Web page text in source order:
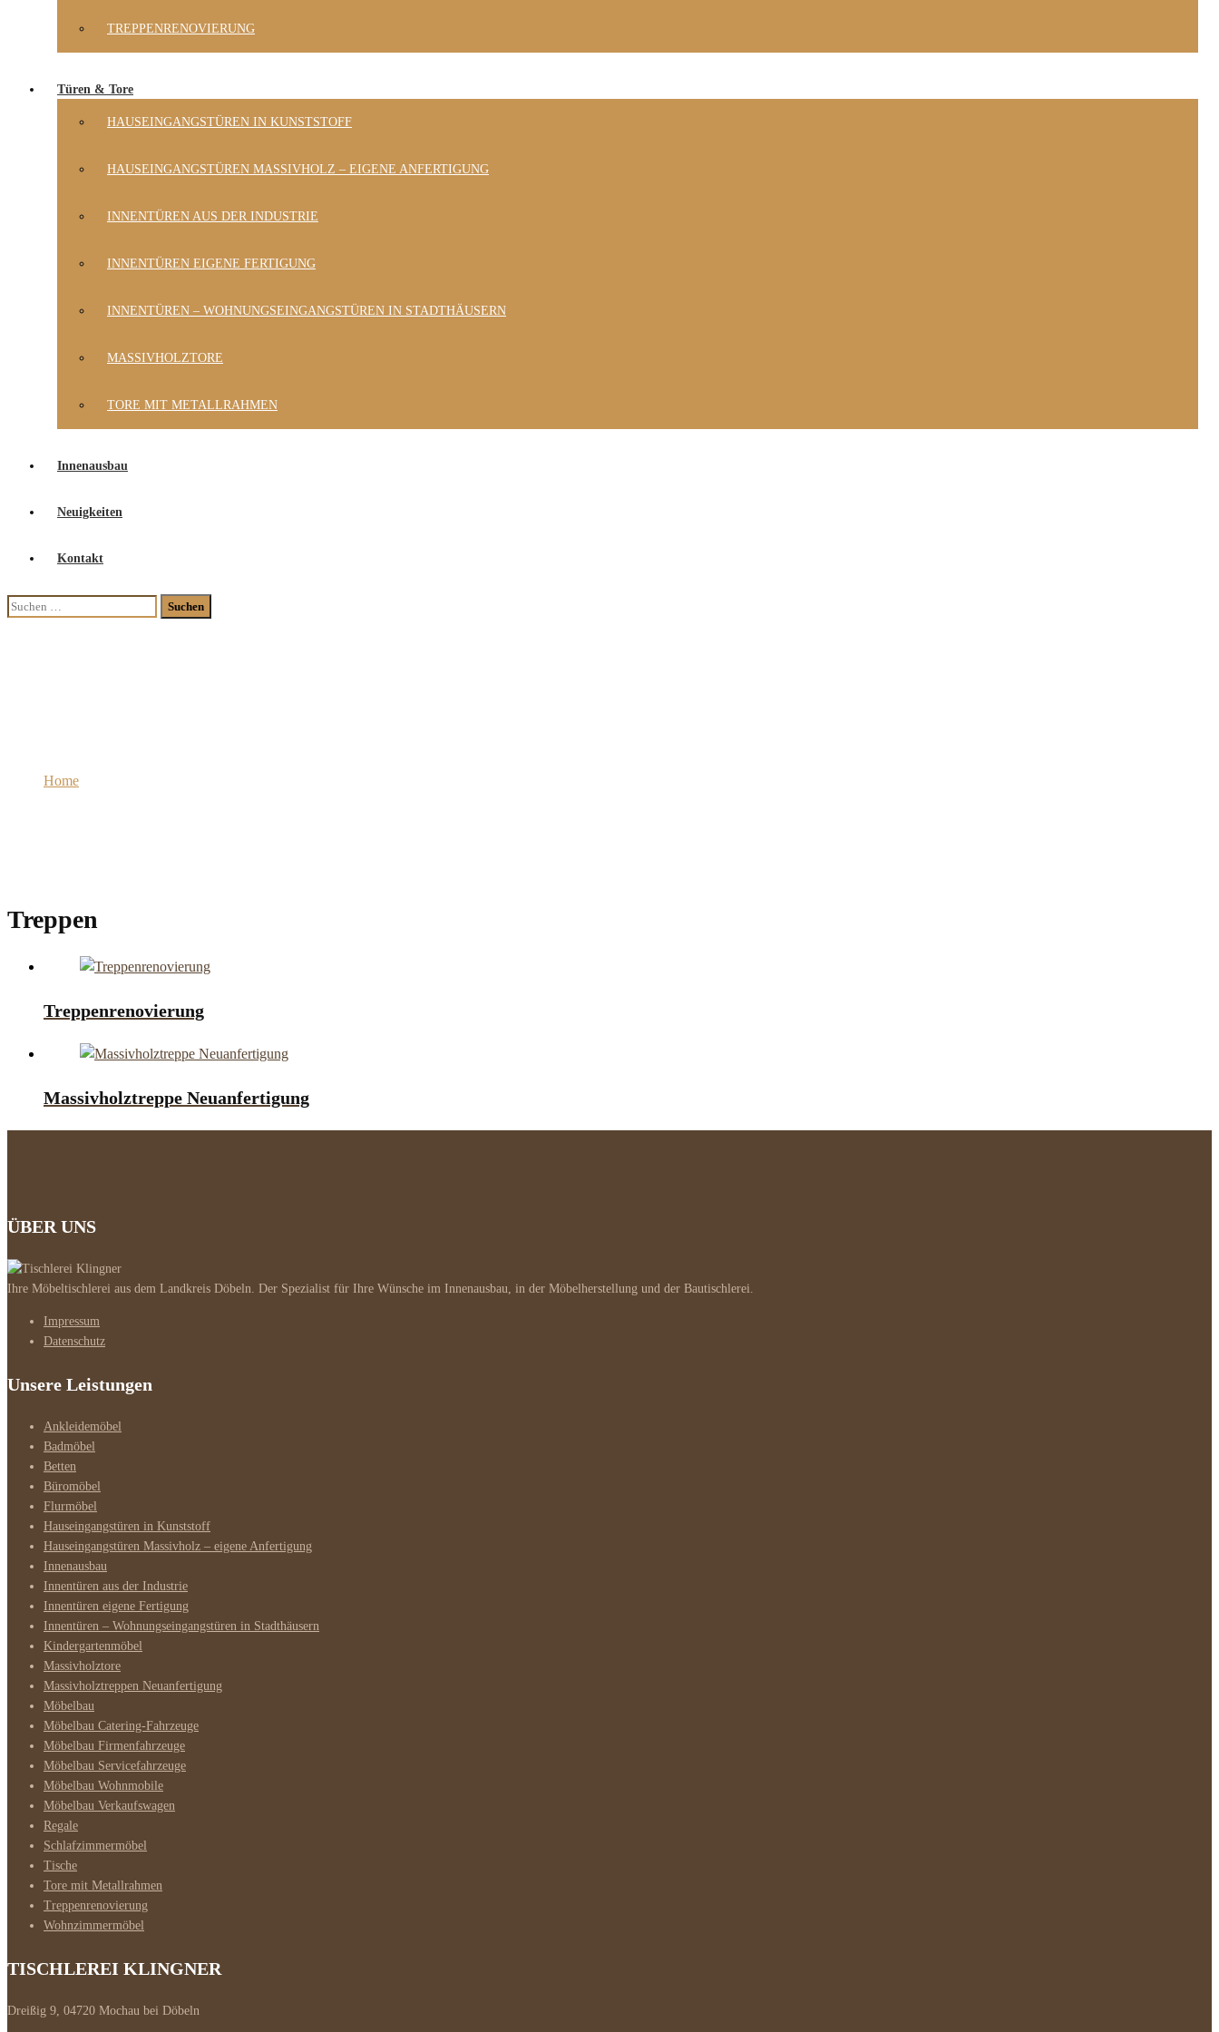
TREPPENRENOVIERUNG
Türen & Tore
HAUSEINGANGSTÜREN IN KUNSTSTOFF
HAUSEINGANGSTÜREN MASSIVHOLZ – EIGENE ANFERTIGUNG
INNENTÜREN AUS DER INDUSTRIE
INNENTÜREN EIGENE FERTIGUNG
INNENTÜREN – WOHNUNGSEINGANGSTÜREN IN STADTHÄUSERN
MASSIVHOLZTORE
TORE MIT METALLRAHMEN
Innenausbau
Neuigkeiten
Kontakt
Suchen
nach:
Home
Treppen
Treppenrenovierung
Massivholztreppe Neuanfertigung
ÜBER UNS
Ihre Möbeltischlerei aus dem Landkreis Döbeln. Der Spezialist für Ihre Wünsche im Innenausbau, in der Möbelherstellung und der Bautischlerei.
Impressum
Datenschutz
Unsere Leistungen
Ankleidemöbel
Badmöbel
Betten
Büromöbel
Flurmöbel
Hauseingangstüren in Kunststoff
Hauseingangstüren Massivholz – eigene Anfertigung
Innenausbau
Innentüren aus der Industrie
Innentüren eigene Fertigung
Innentüren – Wohnungseingangstüren in Stadthäusern
Kindergartenmöbel
Massivholztore
Massivholztreppen Neuanfertigung
Möbelbau
Möbelbau Catering-Fahrzeuge
Möbelbau Firmenfahrzeuge
Möbelbau Servicefahrzeuge
Möbelbau Wohnmobile
Möbelbau Verkaufswagen
Regale
Schlafzimmermöbel
Tische
Tore mit Metallrahmen
Treppenrenovierung
Wohnzimmermöbel
TISCHLEREI KLINGNER
Dreißig 9, 04720 Mochau bei Döbeln